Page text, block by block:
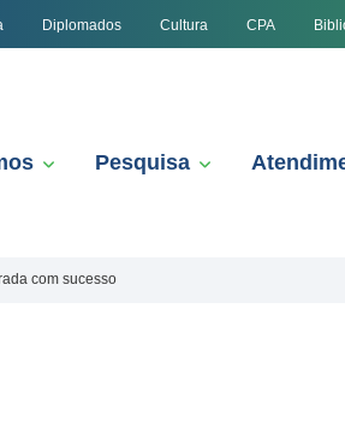
Diplomados Cultura CPA
Pesquisa
com sucesso